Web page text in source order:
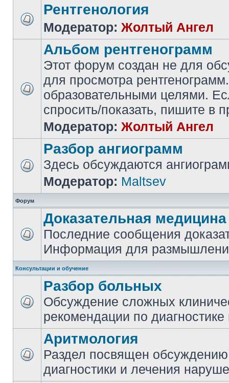
Рентгенология
Модератор: Жолтый Ангел
Альбом рентгенограмм
Этот форум создан не для
для просмотра
образовательными целями.
спросить/показать, пишите
Модератор: Жолтый Ангел
Разбор ангиограмм
Здесь обсуждаются
Модератор: Maltsev
Форум
Доказательная медицина
Последние сообщения
Информация для
Консультации и обучение
Разбор больных
Обсуждение сложных
рекомендации по
Аритмология
Раздел посвящен
диагностики и лечения